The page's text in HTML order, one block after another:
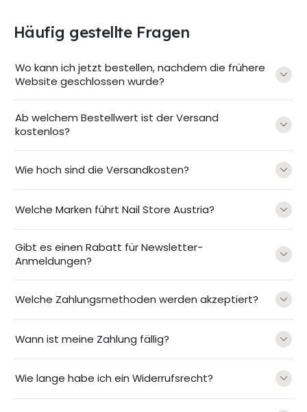
Häufig gestellte Fragen
Wo kann ich jetzt bestellen, nachdem die frühere
Website geschlossen wurde?
Ab welchem Bestellwert ist der Versand
kostenlos?
Wie hoch sind die Versandkosten?
Welche Marken führt Nail Store Austria?
Gibt es einen Rabatt für Newsletter-
Anmeldungen?
Welche Zahlungsmethoden werden akzeptiert?
Wann ist meine Zahlung fällig?
Wie lange habe ich ein Widerrufsrecht?